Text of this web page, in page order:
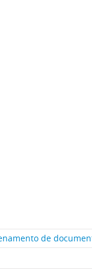
de